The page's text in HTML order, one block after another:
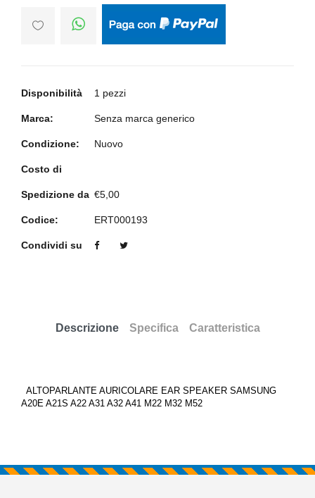
Disponibilità 1 pezzi
Marca: Senza marca generico
Condizione: Nuovo
Costo di
Spedizione da €5,00
Codice: ERT000193
Condividi su
Descrizione Specifica Caratteristica
ALTOPARLANTE AURICOLARE EAR SPEAKER SAMSUNG
A20E A21S A22 A31 A32 A41 M22 M32 M52